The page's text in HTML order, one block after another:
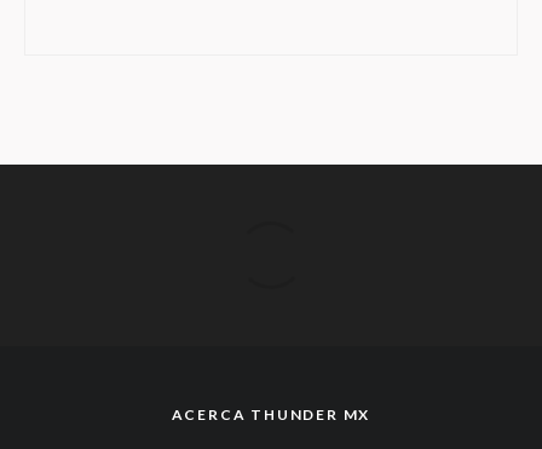
ACERCA THUNDER MX